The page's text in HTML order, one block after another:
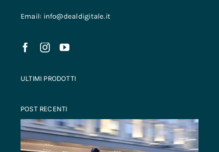
Email: info@dealdigitale.it
ULTIMI PRODOTTI
POST RECENTI